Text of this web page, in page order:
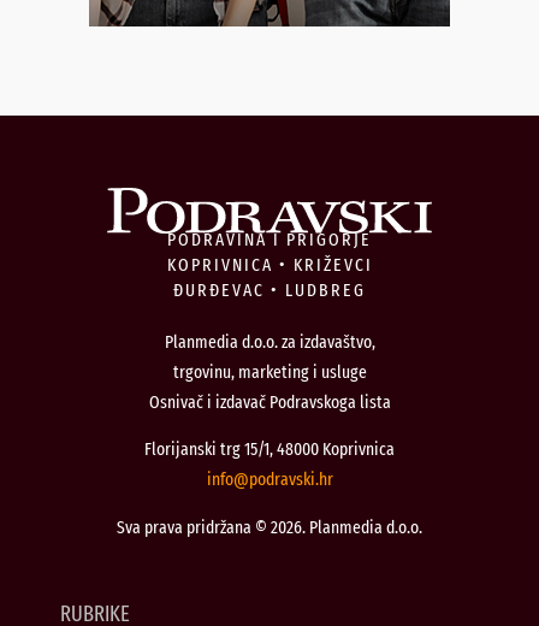
PODRAVINA I PRIGORJE
KOPRIVNICA • KRIŽEVCI
ĐURĐEVAC • LUDBREG
Planmedia d.o.o. za izdavaštvo,
trgovinu, marketing i usluge
Osnivač i izdavač Podravskoga lista
Florijanski trg 15/1, 48000 Koprivnica
rh.iksvardop
@ofni
Sva prava pridržana © 2026. Planmedia d.o.o.
RUBRIKE